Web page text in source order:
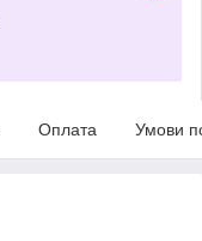
Оплата Умови